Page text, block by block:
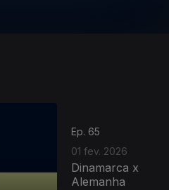
Ep. 65
01 fev. 2026
Dinamarca x
Alemanha